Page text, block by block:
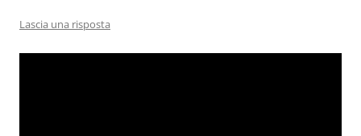
Lascia una risposta